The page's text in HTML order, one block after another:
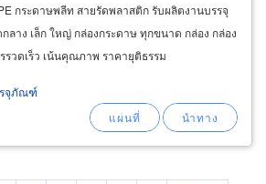
กระดาษพลีท สายรัดพลาสติก รับผลิตงานบรรจุ
าง เล็ก ใหญ่ กล่องกระดาษ ทุกขนาด กล่อง กล่อง
วดเร็ว เน้นคุณภาพ ราคายุติธรรม
จุภัณฑ์